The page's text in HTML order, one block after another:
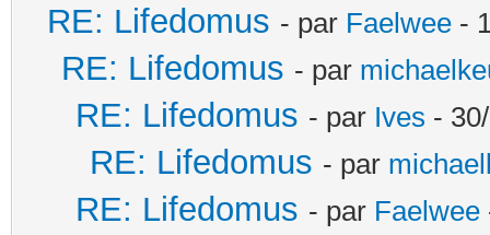
RE: Lifedomus - par Faelwee -
RE: Lifedomus - par
RE: Lifedomus - par Ives -
RE: Lifedomus - par
RE: Lifedomus - par Faelwee